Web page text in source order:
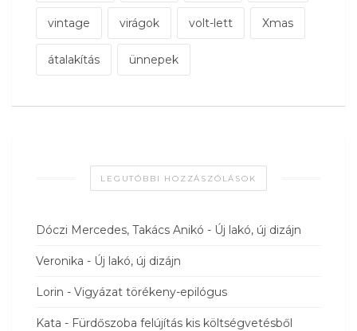
vintage virágok volt-lett Xmas
átalakítás ünnepek
LEGUTÓBBI HOZZÁSZÓLÁSOK
Dóczi Mercedes, Takács Anikó - Új lakó, új dizájn
Veronika - Új lakó, új dizájn
Lorin - Vigyázat törékeny-epilógus
Kata - Fürdőszoba felújítás kis költségvetésből